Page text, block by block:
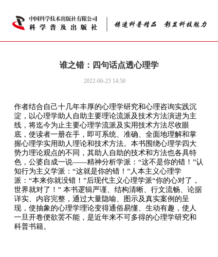
谁之错：四句话点透心理学
2022-06-23 14:50
作者结合自己十几年丰厚的心理学研究和心理咨询实践沉
淀，以心理学助人自助主要理论流派及技术方法演进为主
线，将迄今为止主要心理学流派及实用技术方法尽收眼
底，使读者一册在手，即可系统、准确、全面地理解和掌
握心理学实用助人理论和技术方法。本书围绕心理学四大
势力理论观点的不同，其助人自助的技术和方法也各具特
色，公婆自成一说——精神分析学派：“这不是你的错！”认
知行为主义学派：“这就是你的错！”人本主义心理学
派：“本来你就没错！”后现代主义心理学派“你的心对了，
世界就对了！” 本书逻辑严谨、结构清晰、行文流畅、论据
详实、内容完整，通过大量隐喻、图示及真实案例的呈
现，使抽象的心理学理论变得通俗易懂、生动有趣，使人
一旦开卷便欲罢不能，是近年来不可多得的心理学研究和
科普书籍。